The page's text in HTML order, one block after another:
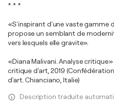
* * *
«S'inspirant d'une vaste gamme
propose un semblant de
vers lesquels elle gravite».
«Diana Malivani. Analyse
critique d'art, 2019
d'art. Chianciano, Italie)
Description traduite